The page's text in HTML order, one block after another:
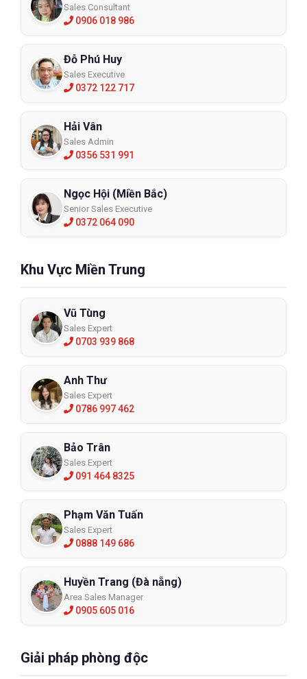
Sales Consultant
0906 018 986
Đỗ Phú Huy
Sales Executive
0372 122 717
Hải Vân
Sales Admin
0356 531 991
Ngọc Hội (Miền Bắc)
Senior Sales Executive
0372 064 090
Khu Vực Miền Trung
Vũ Tùng
Sales Expert
0703 939 868
Anh Thư
Sales Expert
0786 997 462
Bảo Trân
Sales Expert
091 464 8325
Phạm Văn Tuấn
Sales Expert
0888 149 686
Huyền Trang (Đà nẵng)
Area Sales Manager
0905 605 016
Giải pháp phòng độc